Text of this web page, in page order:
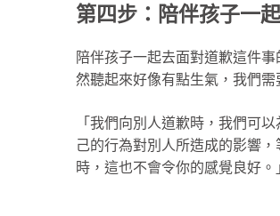
第四步：陪伴孩子一
陪伴孩子一起去面對道歉這件
然聽起來好像有點生氣，我們
「我們向別人道歉時，我們可
己的行為對別人所造成的影響
時，這也不會令你的感覺良好。」